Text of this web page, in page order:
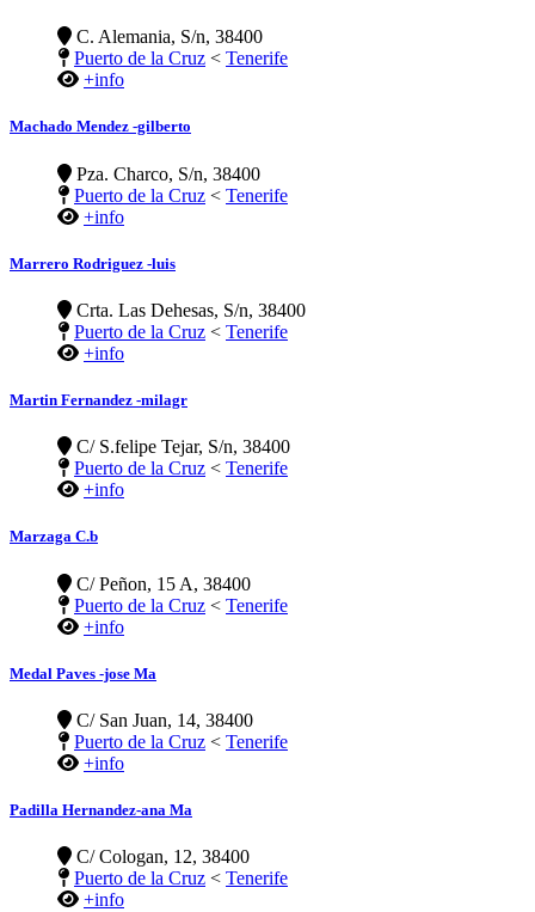
C. Alemania, S/n, 38400
Puerto de la Cruz < Tenerife
+info
Machado Mendez -gilberto
Pza. Charco, S/n, 38400
Puerto de la Cruz < Tenerife
+info
Marrero Rodriguez -luis
Crta. Las Dehesas, S/n, 38400
Puerto de la Cruz < Tenerife
+info
Martin Fernandez -milagr
C/ S.felipe Tejar, S/n, 38400
Puerto de la Cruz < Tenerife
+info
Marzaga C.b
C/ Peñon, 15 A, 38400
Puerto de la Cruz < Tenerife
+info
Medal Paves -jose Ma
C/ San Juan, 14, 38400
Puerto de la Cruz < Tenerife
+info
Padilla Hernandez-ana Ma
C/ Cologan, 12, 38400
Puerto de la Cruz < Tenerife
+info